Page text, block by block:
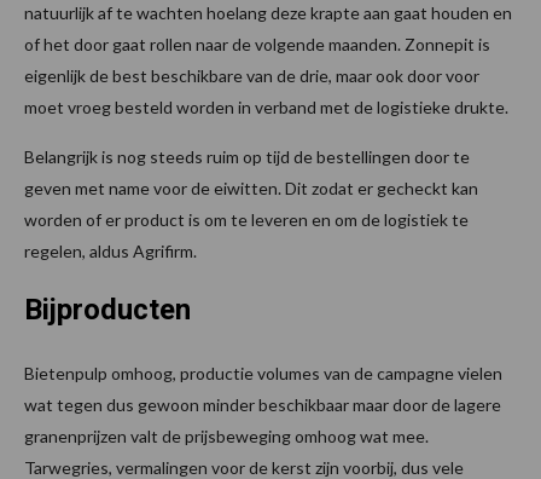
natuurlijk af te wachten hoelang deze krapte aan gaat houden en
of het door gaat rollen naar de volgende maanden. Zonnepit is
eigenlijk de best beschikbare van de drie, maar ook door voor
moet vroeg besteld worden in verband met de logistieke drukte.
Belangrijk is nog steeds ruim op tijd de bestellingen door te
geven met name voor de eiwitten. Dit zodat er gecheckt kan
worden of er product is om te leveren en om de logistiek te
regelen, aldus Agrifirm.
Bijproducten
Bietenpulp omhoog, productie volumes van de campagne vielen
wat tegen dus gewoon minder beschikbaar maar door de lagere
granenprijzen valt de prijsbeweging omhoog wat mee.
Tarwegries, vermalingen voor de kerst zijn voorbij, dus vele